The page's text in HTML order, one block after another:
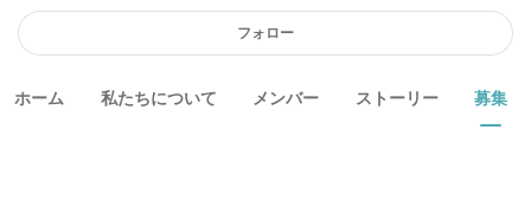
フォロー
ホーム 私たちについて メンバー ストーリー 募集